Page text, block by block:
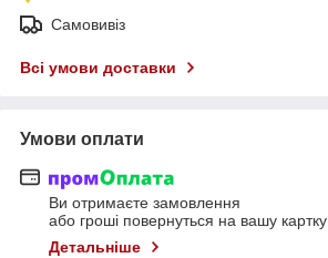
Самовивіз
Всі умови доставки
Умови оплати
Ви отримаєте замовлення
або гроші повернуться на вашу картку
Детальніше